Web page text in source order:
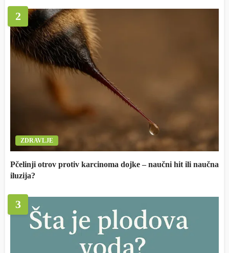
2
ZDRAVLJE
Pčelinji otrov protiv karcinoma dojke – naučni hit ili naučna
iluzija?
3